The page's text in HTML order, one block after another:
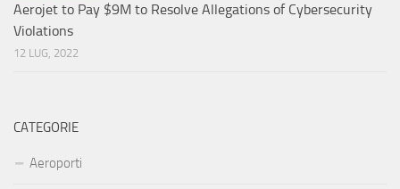
Aerojet to Pay $9M to Resolve Allegations of Cybersecurity
Violations
12 LUG, 2022
CATEGORIE
Aeroporti